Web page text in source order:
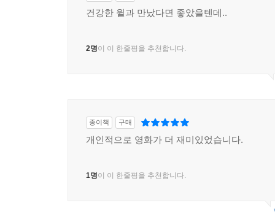
건강한 윌과 만났다면 좋았을텐데..
2명이 이 한줄평을 추천합니다.
종이책 구매
개인적으로 영화가 더 재미있었습니다.
1명이 이 한줄평을 추천합니다.